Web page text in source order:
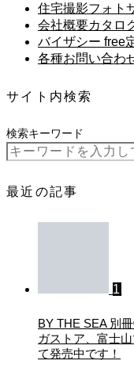
住宅撮影フォト
会社概要カタロ
バイザシー free
各種お問い合わ
サイト内検索
検索キーワード
最近の記事
1
BY THE SEA 別
ガストア、富士
て発売中です！